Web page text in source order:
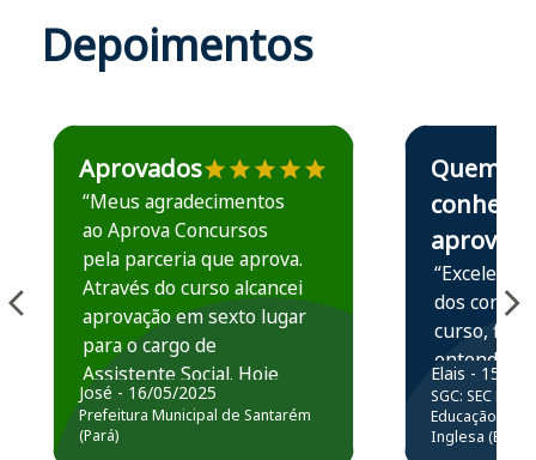
Depoimentos
Estudante José recomenda o Aprova Concursos em
Aprovados
“Meus agradecimentos
ao Aprova Concursos
pela parceria que aprova.
Através do curso alcancei
aprovação em sexto lugar
para o cargo de
Assistente Social. Hoje
estou atuando na
Prefeitura de Santarém.
José - 16/05/2025
Prefeitura Municipal de Santarém
(Pará)
Estudante Elais
Quem
conhece,
aprova
“Excelente
dos
curso,
entender e
prática
resolução
questões.”
Elais - 15/07/
SGC: SEC BA
Educação
Inglesa (Edital